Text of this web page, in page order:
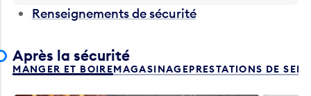
Renseignements de sécurité
Après la sécurité
MANGER ET BOIREMAGASINAGEPRESTATIONS DE